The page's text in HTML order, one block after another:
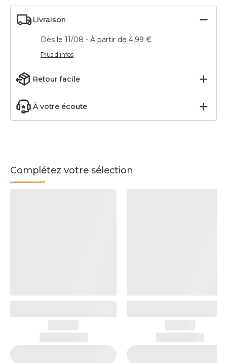
Livraison
Dès le 11/08 - À partir de 4,99 €
Plus d'infos
Retour facile
À votre écoute
Complétez votre sélection